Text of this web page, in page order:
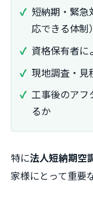
短納期・緊急
応できる体制）
資格保有者に
現地調査・見
工事後のアフ
るか
特に法人短納期空
家様にとって重要